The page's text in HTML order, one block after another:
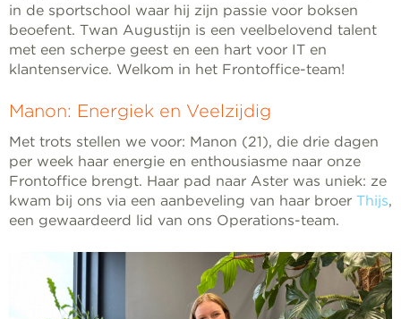
in de sportschool waar hij zijn passie voor boksen
beoefent. Twan Augustijn is een veelbelovend talent
met een scherpe geest en een hart voor IT en
klantenservice. Welkom in het Frontoffice-team!
Manon: Energiek en Veelzijdig
Met trots stellen we voor: Manon (21), die drie dagen
per week haar energie en enthousiasme naar onze
Frontoffice brengt. Haar pad naar Aster was uniek: ze
kwam bij ons via een aanbeveling van haar broer Thijs,
een gewaardeerd lid van ons Operations-team.